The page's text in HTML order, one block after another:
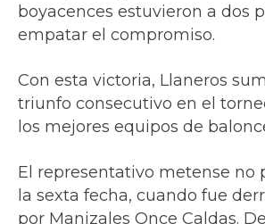
boyacences estuvieron a dos
empatar el compromiso.
Con esta victoria, Llaneros
triunfo consecutivo en el
los mejores equipos de
El representativo metense no
la sexta fecha, cuando fue
por Manizales Once Caldas.